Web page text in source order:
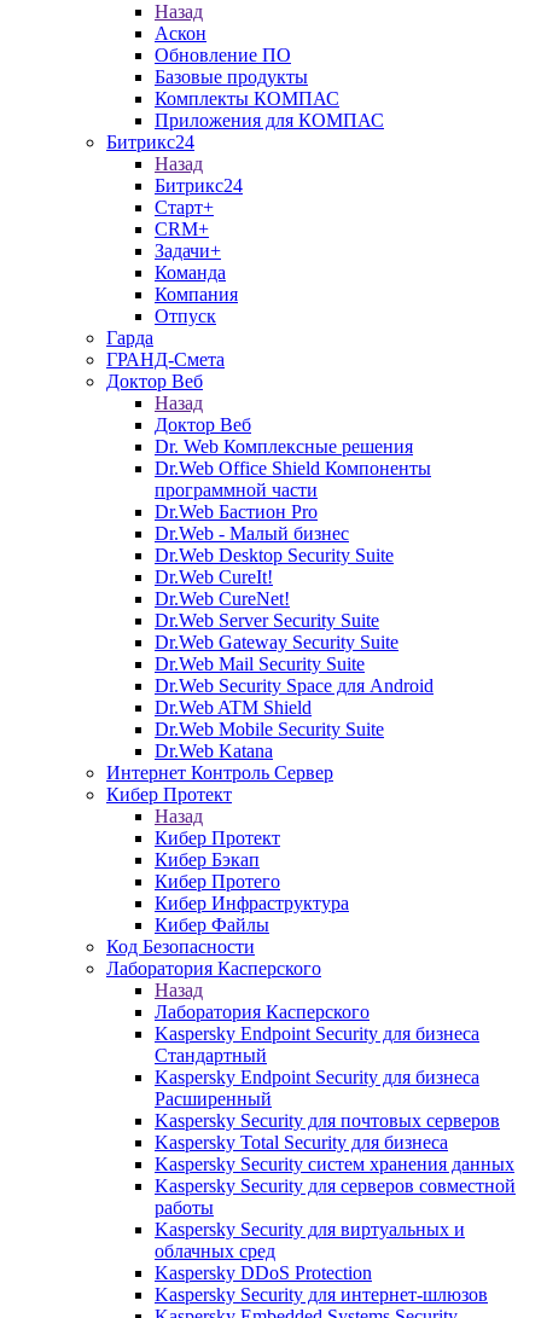
Назад
Аскон
Обновление ПО
Базовые продукты
Комплекты КОМПАС
Приложения для КОМПАС
Битрикс24
Назад
Битрикс24
Старт+
CRM+
Задачи+
Команда
Компания
Отпуск
Гарда
ГРАНД-Смета
Доктор Веб
Назад
Доктор Веб
Dr. Web Комплексные решения
Dr.Web Office Shield Компоненты
программной части
Dr.Web Бастион Pro
Dr.Web - Малый бизнес
Dr.Web Desktop Security Suite
Dr.Web CureIt!
Dr.Web CureNet!
Dr.Web Server Security Suite
Dr.Web Gateway Security Suite
Dr.Web Mail Security Suite
Dr.Web Security Space для Android
Dr.Web ATM Shield
Dr.Web Mobile Security Suite
Dr.Web Katana
Интернет Контроль Сервер
Кибер Протект
Назад
Кибер Протект
Кибер Бэкап
Кибер Протего
Кибер Инфраструктура
Кибер Файлы
Код Безопасности
Лаборатория Касперского
Назад
Лаборатория Касперского
Kaspersky Endpoint Security для бизнеса
Стандартный
Kaspersky Endpoint Security для бизнеса
Расширенный
Kaspersky Security для почтовых серверов
Kaspersky Total Security для бизнеса
Kaspersky Security систем хранения данных
Kaspersky Security для серверов совместной
работы
Kaspersky Security для виртуальных и
облачных сред
Kaspersky DDoS Protection
Kaspersky Security для интернет-шлюзов